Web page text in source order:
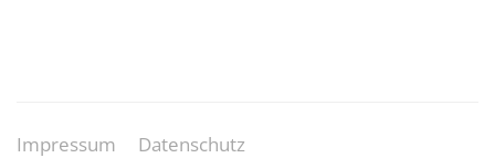
Impressum
Datenschutz